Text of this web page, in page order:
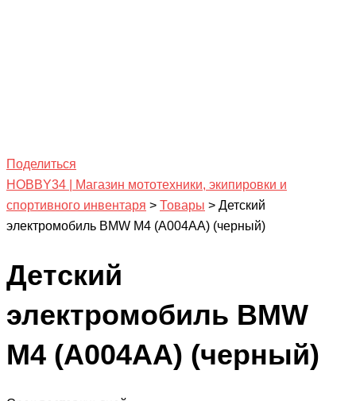
Поделиться
HOBBY34 | Магазин мототехники, экипировки и
спортивного инвентаря > Товары > Детский
электромобиль BMW M4 (A004AA) (черный)
Детский
электромобиль BMW
M4 (A004AA) (черный)